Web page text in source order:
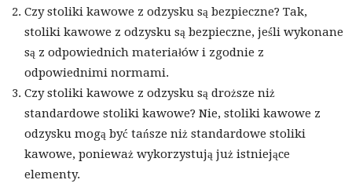
Czy stoliki kawowe z odzysku są bezpieczne? Tak,
stoliki kawowe z odzysku są bezpieczne, jeśli wykonane
są z odpowiednich materiałów i zgodnie z
odpowiednimi normami.
Czy stoliki kawowe z odzysku są droższe niż
standardowe stoliki kawowe? Nie, stoliki kawowe z
odzysku mogą być tańsze niż standardowe stoliki
kawowe, ponieważ wykorzystują już istniejące
elementy.